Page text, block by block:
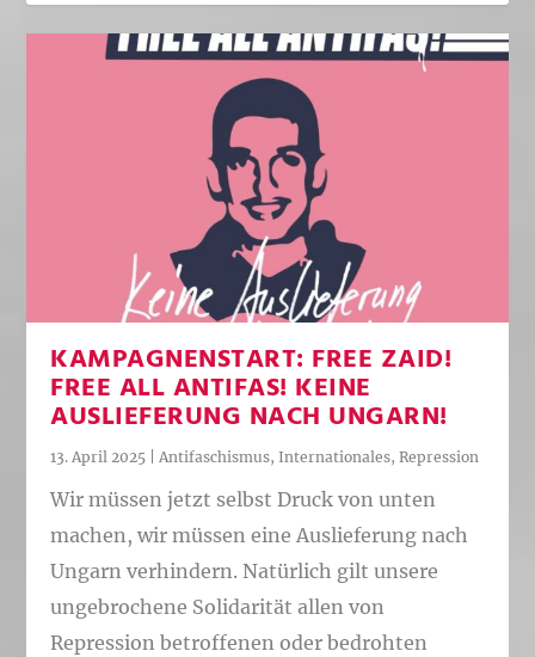
KAMPAGNENSTART: FREE ZAID!
FREE ALL ANTIFAS! KEINE
AUSLIEFERUNG NACH UNGARN!
13. April 2025 Antifaschismus,Internationales,Repression
Wir müssen jetzt selbst Druck von unten
machen, wir müssen eine Auslieferung nach
Ungarn verhindern. Natürlich gilt unsere
ungebrochene Solidarität allen von
Repression betroffenen oder bedrohten